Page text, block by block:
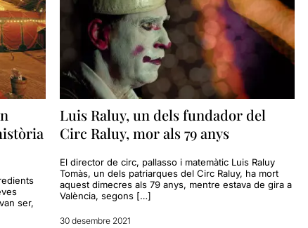
ser,
Luis Raluy, un dels fundador del
Circ Raluy, mor als 79 anys
El director de circ, pallasso i matemàtic Luis Raluy
Tomàs, un dels patriarques del Circ Raluy, ha mort
aquest dimecres als 79 anys, mentre estava de gira a
València, segons […]
30 desembre 2021